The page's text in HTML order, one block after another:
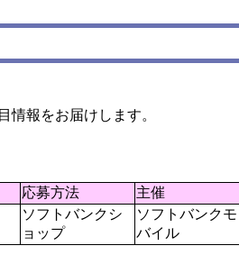
報をお届けします。
応募方法
主催
ソフトバンクシ
ョップ
ソフトバンクモ
バイル